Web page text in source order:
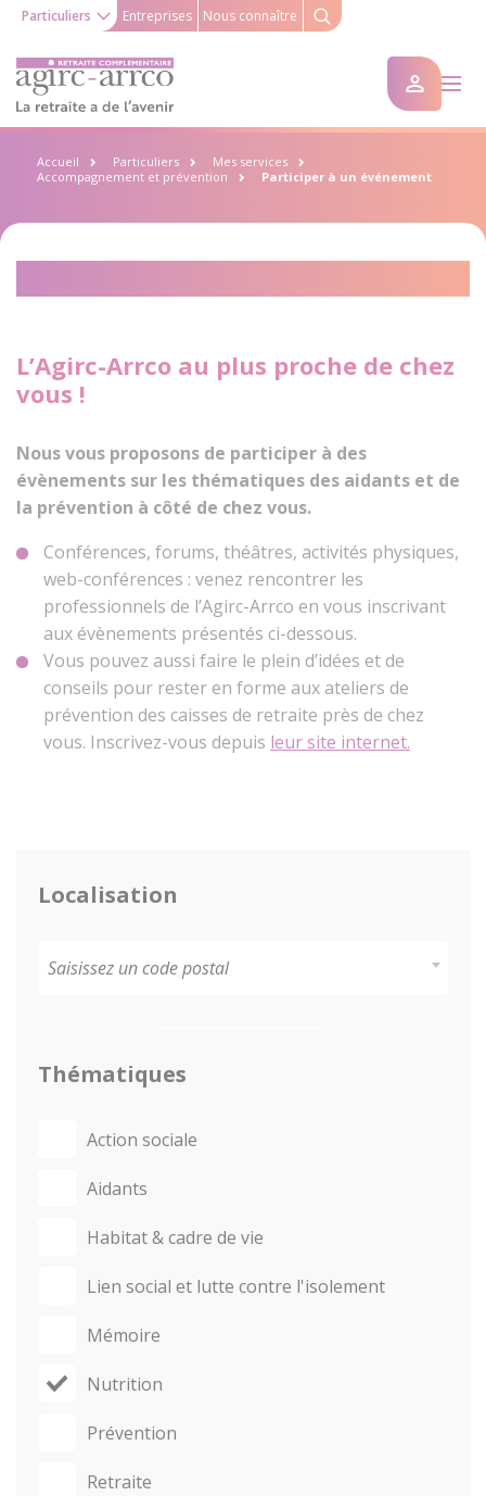
Particuliers Entreprises Nous connaître
Accueil Particuliers
Mes services
Accompagnement et prévention
Participer à un événement
L’Agirc-Arrco au plus proche de chez
vous !
Nous vous proposons de participer à des
évènements sur les thématiques des aidants et de
la prévention à côté de chez vous.
Conférences, forums, théâtres, activités physiques,
web-conférences : venez rencontrer les
professionnels de l’Agirc-Arrco en vous inscrivant
aux évènements présentés ci-dessous.
Vous pouvez aussi faire le plein d’idées et de
conseils pour rester en forme aux ateliers de
prévention des caisses de retraite près de chez
vous. Inscrivez-vous depuis leur site internet.
Localisation
Saisissez un code postal
Thématiques
Action sociale
Aidants
Habitat & cadre de vie
Lien social et lutte contre l'isolement
Mémoire
Nutrition
Prévention
Retraite